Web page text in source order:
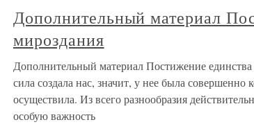
Дополнительный материал
мироздания
Дополнительный материал Постижение
сила создала нас, значит, у нее была совершенно
осуществила. Из всего разнообразия
особую важность